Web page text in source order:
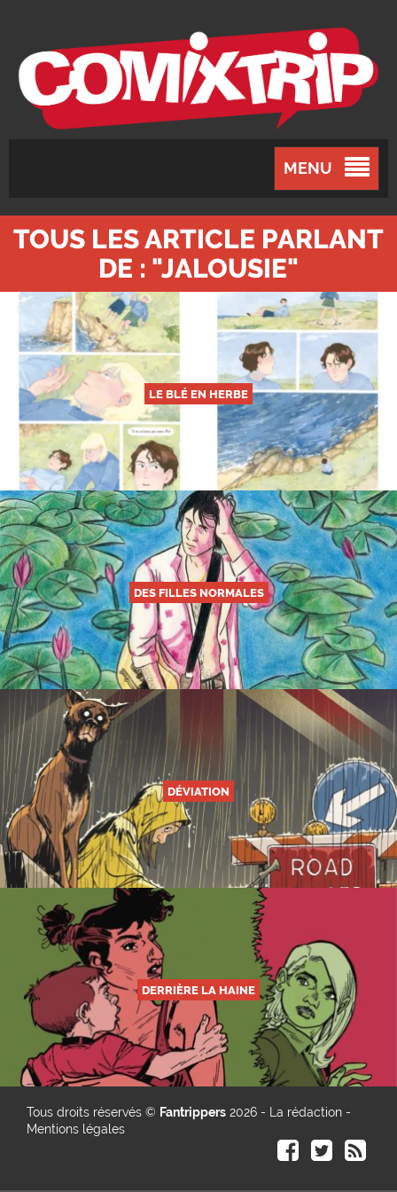
MENU
TOUS LES ARTICLE PARLANT
DE : "JALOUSIE"
LE BLÉ EN HERBE
DES FILLES NORMALES
DÉVIATION
DERRIÈRE LA HAINE
Tous droits réservés © Fantrippers 2026 - La rédaction -
Mentions légales